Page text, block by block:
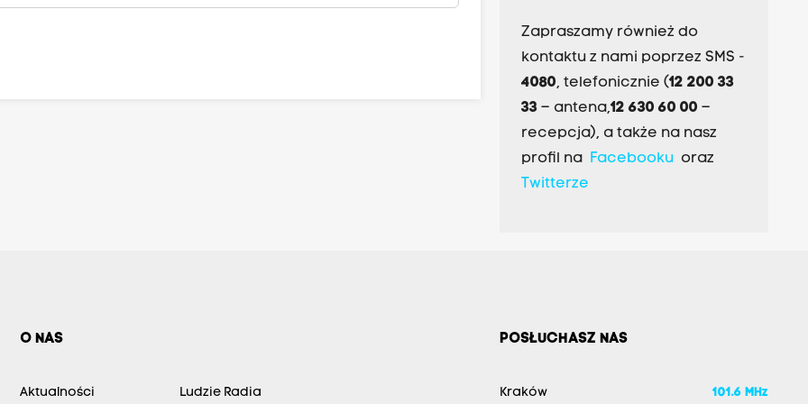
Zapraszamy również do
kontaktu z nami poprzez SMS -
4080, telefonicznie (12 200 33
33– antena,12 630 60 00 –
recepcja), a także na nasz
profil na Facebookuoraz
Twitterze
O NAS
Aktualności Ludzie Radia
POSŁUCHASZ NAS
Kraków 101.6 MHz